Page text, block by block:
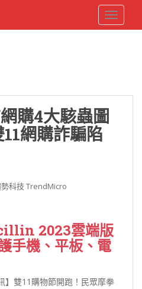
購4大駭蟲圖
網購詐騙陷
科技 TrendMicro
2023雲端版
手機、平板、電
】雙11購物節開跑！民眾摩拳